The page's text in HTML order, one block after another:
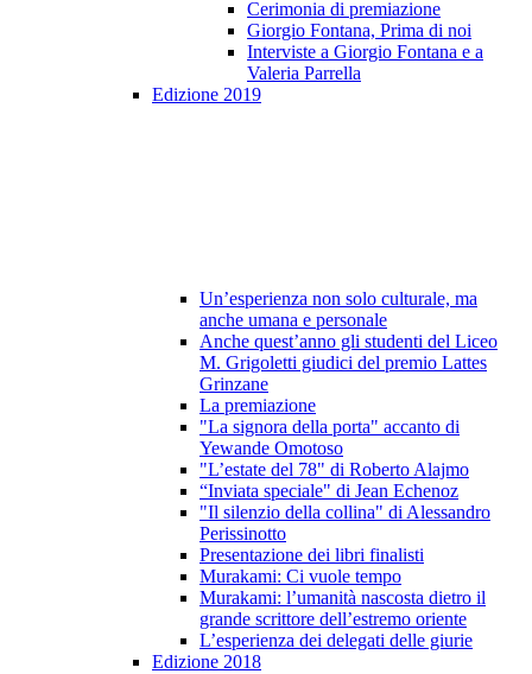
Cerimonia di premiazione
Giorgio Fontana, Prima di noi
Interviste a Giorgio Fontana e a
Valeria Parrella
Edizione 2019
Un’esperienza non solo culturale, ma
anche umana e personale
Anche quest’anno gli studenti del Liceo
M. Grigoletti giudici del premio Lattes
Grinzane
La premiazione
"La signora della porta" accanto di
Yewande Omotoso
"L’estate del 78" di Roberto Alajmo
“Inviata speciale" di Jean Echenoz
"Il silenzio della collina" di Alessandro
Perissinotto
Presentazione dei libri finalisti
Murakami: Ci vuole tempo
Murakami: l’umanità nascosta dietro il
grande scrittore dell’estremo oriente
L’esperienza dei delegati delle giurie
Edizione 2018